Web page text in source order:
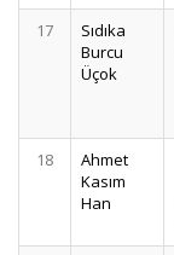
17
Sıdıka
Burcu
Üçok
18
Ahmet
Kasım
Han